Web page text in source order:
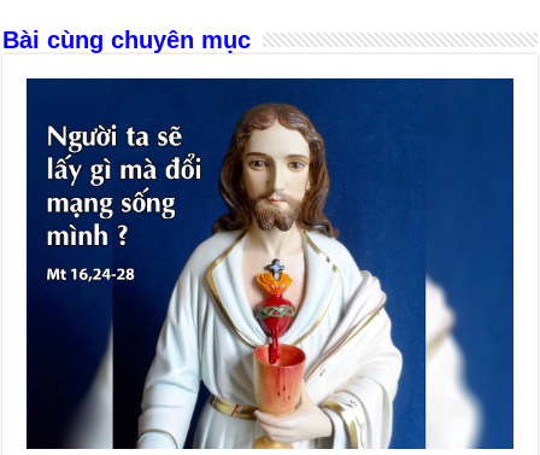
k
Bài cùng chuyên mục